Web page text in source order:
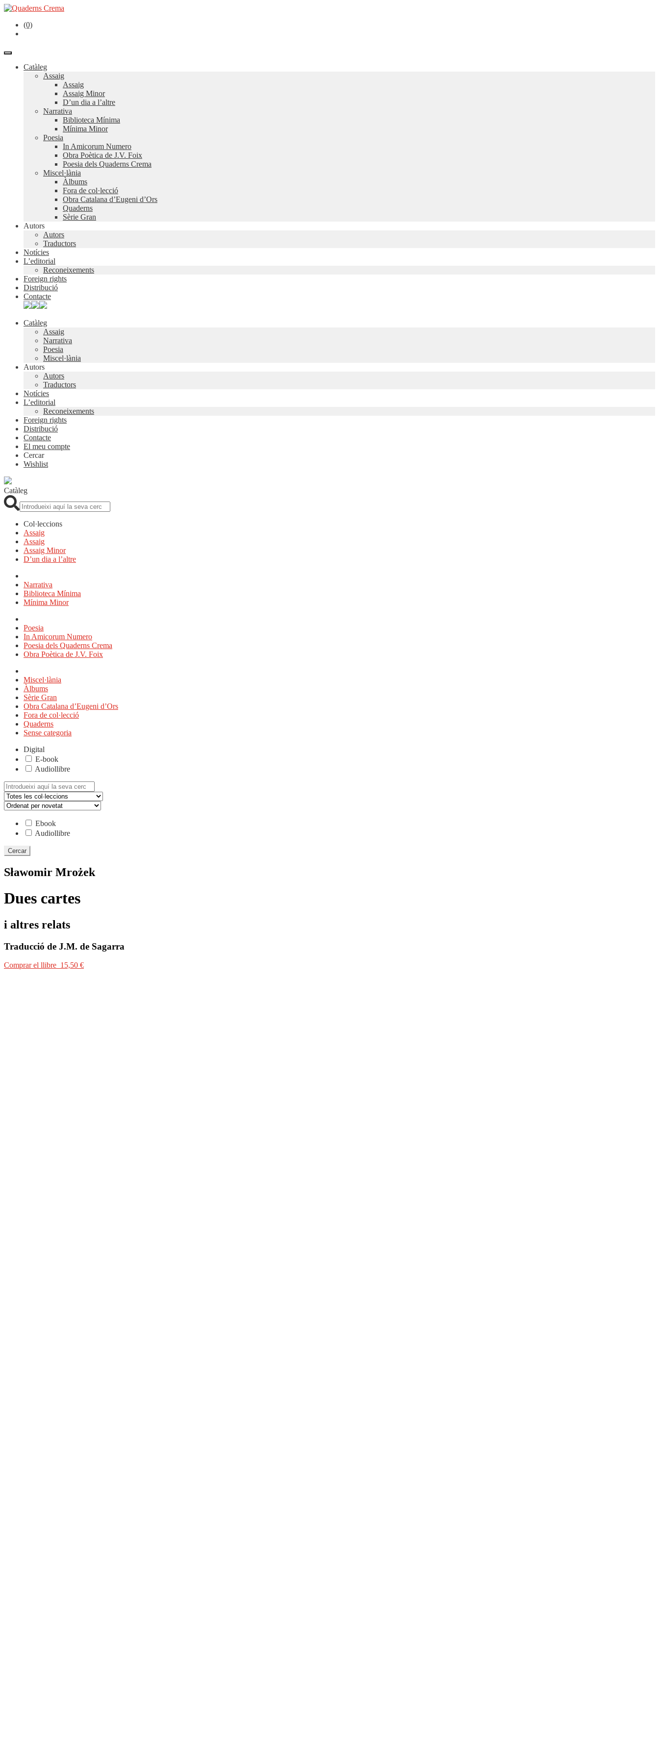
(0)
Catàleg
Assaig
Assaig
Assaig Minor
D’un dia a l’altre
Narrativa
Biblioteca Mínima
Mínima Minor
Poesia
In Amicorum Numero
Obra Poètica de J.V. Foix
Poesia dels Quaderns Crema
Miscel·lània
Àlbums
Fora de col·lecció
Obra Catalana d’Eugeni d’Ors
Quaderns
Sèrie Gran
Autors
Autors
Traductors
Notícies
L’editorial
Reconeixements
Foreign rights
Distribució
Contacte
Catàleg
Assaig
Narrativa
Poesia
Miscel·lània
Autors
Autors
Traductors
Notícies
L’editorial
Reconeixements
Foreign rights
Distribució
Contacte
El meu compte
Cercar
Wishlist
Catàleg
Col·leccions
Assaig
Assaig
Assaig Minor
D’un dia a l’altre
Narrativa
Biblioteca Mínima
Mínima Minor
Poesia
In Amicorum Numero
Poesia dels Quaderns Crema
Obra Poètica de J.V. Foix
Miscel·lània
Àlbums
Sèrie Gran
Obra Catalana d’Eugeni d’Ors
Fora de col·lecció
Quaderns
Sense categoria
Digital
E-book
Audiollibre
Cerca:
Ebook
Audiollibre
Sławomir Mrożek
Dues cartes
i altres relats
Traducció de J.M. de Sagarra
Comprar el llibre 15,50 €